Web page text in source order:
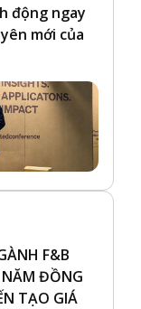
động ngay
mới của
F&B
ĐỒNG
TẠO GIÁ